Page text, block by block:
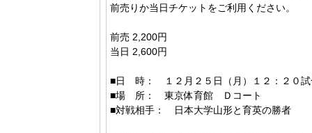
前売りか当日チケットをご利用ください。
前売 2,200円
当日 2,600円
■日 時： １２月２５日（月）１２：２０試
■場 所： 東京体育館 Ｄコート
■対戦相手： 日本大学山形と育英の勝者